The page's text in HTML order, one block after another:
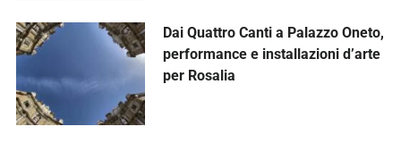
Dai Quattro Canti a Palazzo Oneto,
performance e installazioni d’arte
per Rosalia